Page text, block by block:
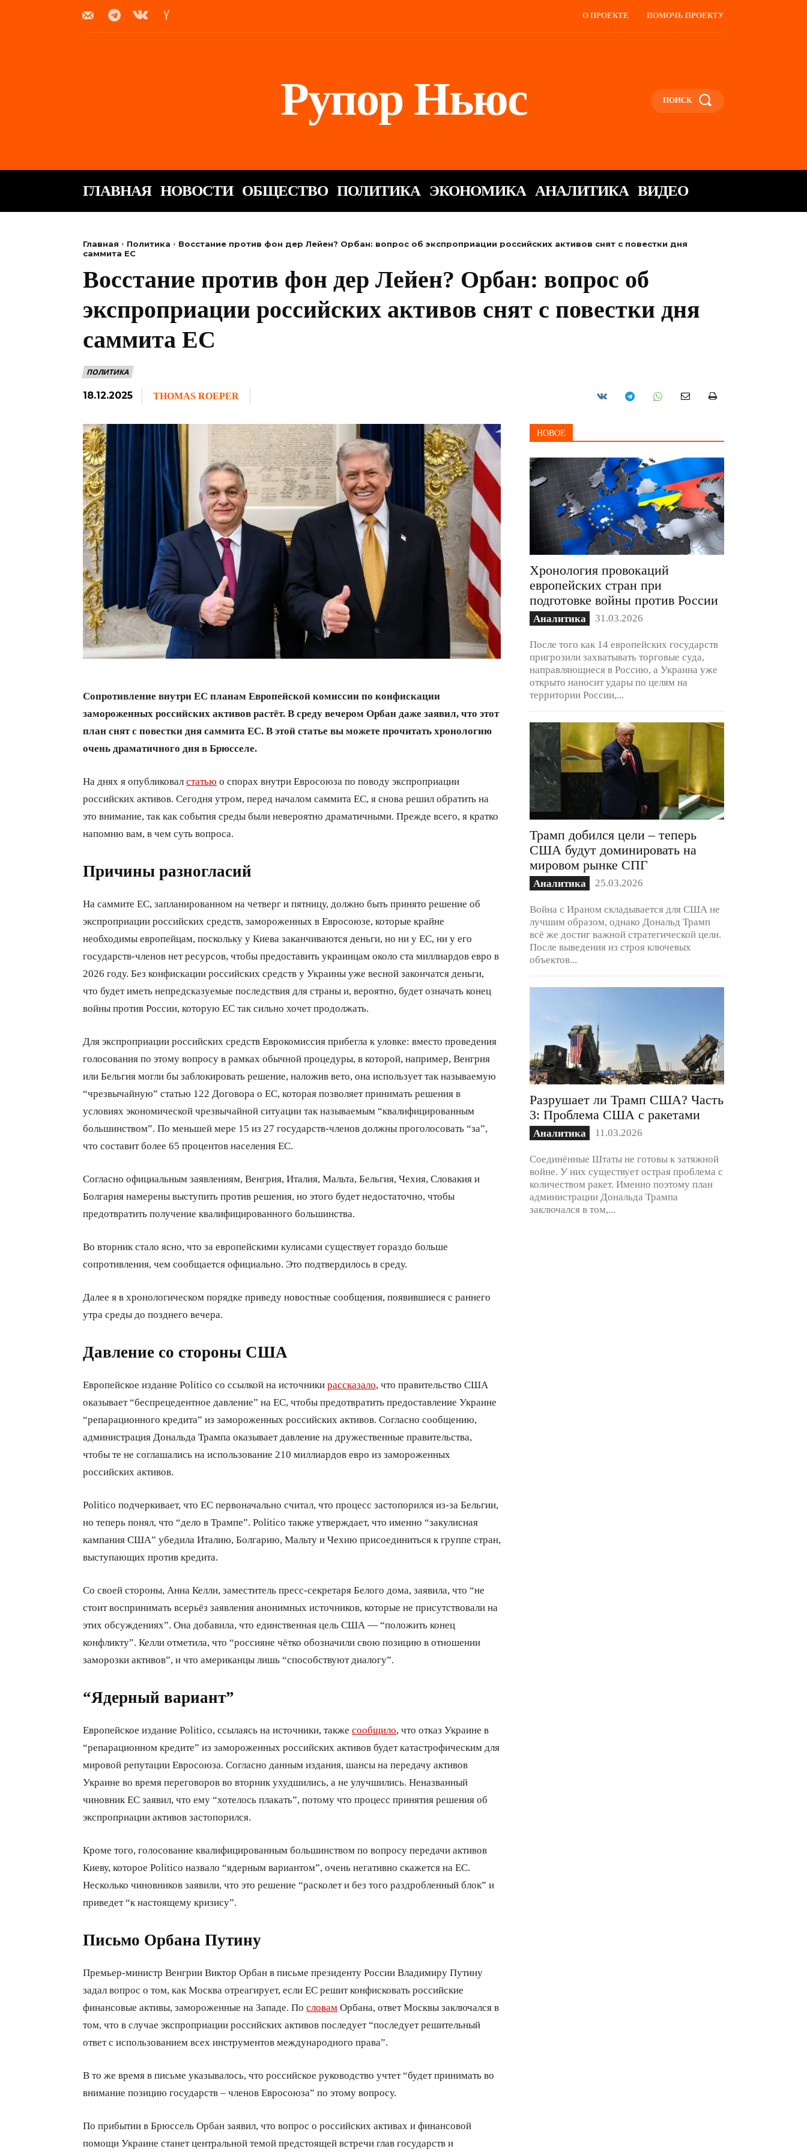
О ПРОЕКТЕ ПОМОЧЬ ПРОЕКТУ
Рупор Ньюс ПОИСК
ГЛАВНАЯ НОВОСТИ ОБЩЕСТВО ПОЛИТИКА ЭКОНОМИКА АНАЛИТИКА ВИДЕО
Главная Политика
Восстание против фон дер Лейен? Орбан: вопрос об экспроприации российских активов снят с повестки дня
саммита ЕС
Восстание против фон дер Лейен? Орбан: вопрос об
экспроприации российских активов снят с повестки дня
саммита ЕС
ПОЛИТИКА
18.12.2025 THOMAS ROEPER
Сопротивление внутри ЕС планам Европейской комиссии по конфискации
замороженных российских активов растёт. В среду вечером Орбан даже заявил, что этот
план снят с повестки дня саммита ЕС. В этой статье вы можете прочитать хронологию
очень драматичного дня в Брюсселе.
На днях я опубликовал статью о спорах внутри Евросоюза по поводу экспроприации
российских активов. Сегодня утром, перед началом саммита ЕС, я снова решил обратить на
это внимание, так как события среды были невероятно драматичными. Прежде всего, я кратко
напомню вам, в чем суть вопроса.
Причины разногласий
На саммите ЕС, запланированном на четверг и пятницу, должно быть принято решение об
экспроприации российских средств, замороженных в Евросоюзе, которые крайне
необходимы европейцам, поскольку у Киева заканчиваются деньги, но ни у ЕС, ни у его
государств-членов нет ресурсов, чтобы предоставить украинцам около ста миллиардов евро в
2026 году. Без конфискации российских средств у Украины уже весной закончатся деньги,
что будет иметь непредсказуемые последствия для страны и, вероятно, будет означать конец
войны против России, которую ЕС так сильно хочет продолжать.
Для экспроприации российских средств Еврокомиссия прибегла к уловке: вместо проведения
голосования по этому вопросу в рамках обычной процедуры, в которой, например, Венгрия
или Бельгия могли бы заблокировать решение, наложив вето, она использует так называемую
“чрезвычайную” статью 122 Договора о ЕС, которая позволяет принимать решения в
условиях экономической чрезвычайной ситуации так называемым “квалифицированным
большинством”. По меньшей мере 15 из 27 государств-членов должны проголосовать “за”,
что составит более 65 процентов населения ЕС.
Согласно официальным заявлениям, Венгрия, Италия, Мальта, Бельгия, Чехия, Словакия и
Болгария намерены выступить против решения, но этого будет недостаточно, чтобы
предотвратить получение квалифицированного большинства.
Во вторник стало ясно, что за европейскими кулисами существует гораздо больше
сопротивления, чем сообщается официально. Это подтвердилось в среду.
Далее я в хронологическом порядке приведу новостные сообщения, появившиеся с раннего
утра среды до позднего вечера.
Давление со стороны США
Европейское издание Politico со ссылкой на источники рассказало , что правительство США
оказывает “беспрецедентное давление” на ЕС, чтобы предотвратить предоставление Украине
“репарационного кредита” из замороженных российских активов. Согласно сообщению,
администрация Дональда Трампа оказывает давление на дружественные правительства,
чтобы те не соглашались на использование 210 миллиардов евро из замороженных
российских активов.
Politico подчеркивает, что ЕС первоначально считал, что процесс застопорился из-за Бельгии,
но теперь понял, что “дело в Трампе”. Politico также утверждает, что именно “закулисная
кампания США” убедила Италию, Болгарию, Мальту и Чехию присоединиться к группе стран,
выступающих против кредита.
Со своей стороны, Анна Келли, заместитель пресс-секретаря Белого дома, заявила, что “не
стоит воспринимать всерьёз заявления анонимных источников, которые не присутствовали на
этих обсуждениях”. Она добавила, что единственная цель США — “положить конец
конфликту”. Келли отметила, что “россияне чётко обозначили свою позицию в отношении
заморозки активов”, и что американцы лишь “способствуют диалогу”.
“Ядерный вариант”
Европейское издание Politico, ссылаясь на источники, также сообщило , что отказ Украине в
“репарационном кредите” из замороженных российских активов будет катастрофическим для
мировой репутации Евросоюза. Согласно данным издания, шансы на передачу активов
Украине во время переговоров во вторник ухудшились, а не улучшились. Неназванный
чиновник ЕС заявил, что ему “хотелось плакать”, потому что процесс принятия решения об
экспроприации активов застопорился.
Кроме того, голосование квалифицированным большинством по вопросу передачи активов
Киеву, которое Politico назвало “ядерным вариантом”, очень негативно скажется на ЕС.
Несколько чиновников заявили, что это решение “расколет и без того раздробленный блок” и
приведет “к настоящему кризису”.
Письмо Орбана Путину
Премьер-министр Венгрии Виктор Орбан в письме президенту России Владимиру Путину
задал вопрос о том, как Москва отреагирует, если ЕС решит конфисковать российские
финансовые активы, замороженные на Западе. По словам Орбана, ответ Москвы заключался в
том, что в случае экспроприации российских активов последует “последует решительный
ответ с использованием всех инструментов международного права”.
В то же время в письме указывалось, что российское руководство учтет “будет принимать во
внимание позицию государств – членов Евросоюза” по этому вопросу.
По прибытии в Брюссель Орбан заявил, что вопрос о российских активах и финансовой
помощи Украине станет центральной темой предстоящей встречи глав государств и
НОВОЕ
Хронология провокаций
европейских стран при
подготовке войны против России
Аналитика 31.03.2026
После того как 14 европейских государств
пригрозили захватывать торговые суда,
направляющиеся в Россию, а Украина уже
открыто наносит удары по целям на
территории России,...
Трамп добился цели – теперь
США будут доминировать на
мировом рынке СПГ
Аналитика 25.03.2026
Война с Ираном складывается для США не
лучшим образом, однако Дональд Трамп
всё же достиг важной стратегической цели.
После выведения из строя ключевых
объектов...
Разрушает ли Трамп США? Часть
3: Проблема США с ракетами
Аналитика 11.03.2026
Соединённые Штаты не готовы к затяжной
войне. У них существует острая проблема с
количеством ракет. Именно поэтому план
администрации Дональда Трампа
заключался в том,...